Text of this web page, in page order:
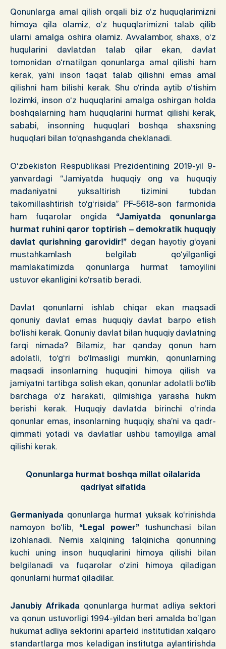
Qonunlarga amal qilish orqali biz o‘z huquqlarimizni
himoya qila olamiz, o‘z huquqlarimizni talab qilib
ularni amalga oshira olamiz. Avvalambor, shaxs, o‘z
huqularini davlatdan talab qilar ekan, davlat
tomonidan o‘rnatilgan qonunlarga amal qilishi ham
kerak, ya’ni inson faqat talab qilishni emas amal
qilishni ham bilishi kerak. Shu o‘rinda aytib o‘tishim
lozimki, inson o‘z huquqlarini amalga oshirgan holda
boshqalarning ham huquqlarini hurmat qilishi kerak,
sababi, insonning huquqlari boshqa shaxsning
huquqlari bilan to‘qnashganda cheklanadi.
O‘zbekiston Respublikasi Prezidentining 2019-yil 9-
yanvardagi “Jamiyatda huquqiy ong va huquqiy
madaniyatni yuksaltirish tizimini tubdan
takomillashtirish to‘g‘risida” PF-5618-son farmonida
ham fuqarolar ongida “Jamiyatda qonunlarga
hurmat ruhini qaror toptirish ‒ demokratik huquqiy
davlat qurishning garovidir!” degan hayotiy g‘oyani
mustahkamlash belgilab qo‘yilganligi
mamlakatimizda qonunlarga hurmat tamoyilini
ustuvor ekanligini ko‘rsatib beradi.
Davlat qonunlarni ishlab chiqar ekan maqsadi
qonuniy davlat emas huquqiy davlat barpo etish
bo‘lishi kerak. Qonuniy davlat bilan huquqiy davlatning
farqi nimada? Bilamiz, har qanday qonun ham
adolatli, to‘g‘ri bo‘lmasligi mumkin, qonunlarning
maqsadi insonlarning huquqini himoya qilish va
jamiyatni tartibga solish ekan, qonunlar adolatli bo‘lib
barchaga o‘z harakati, qilmishiga yarasha hukm
berishi kerak. Huquqiy davlatda birinchi o‘rinda
qonunlar emas, insonlarning huquqiy, sha’ni va qadr-
qimmati yotadi va davlatlar ushbu tamoyilga amal
qilishi kerak.
Qonunlarga hurmat boshqa millat oilalarida
qadriyat sifatida
Germaniyada qonunlarga hurmat yuksak ko‘rinishda
namoyon bo‘lib, “Legal power”tushunchasi bilan
izohlanadi. Nemis xalqining talqinicha qonunning
kuchi uning inson huquqlarini himoya qilishi bilan
belgilanadi va fuqarolar o‘zini himoya qiladigan
qonunlarni hurmat qiladilar.
Janubiy Afrikadaqonunlarga hurmat adliya sektori
va qonun ustuvorligi 1994-yildan beri amalda bo’lgan
hukumat adliya sektorini aparteid institutidan xalqaro
standartlarga mos keladigan institutga aylantirishda